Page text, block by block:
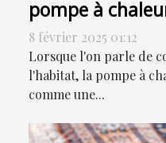
pompe à
efficacement
8 février 2025 01:12
Lorsque l'on parle de
l'habitat, la pompe à
comme une...